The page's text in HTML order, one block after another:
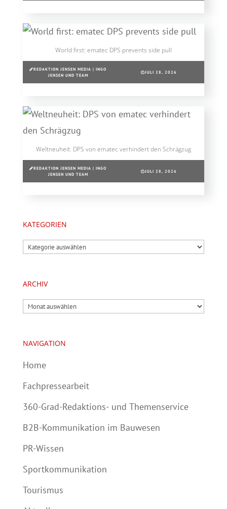
World first: ematec DPS prevents side pull
REDAKTION JENSEN MEDIA | INGO
JENSEN UND TEAM
JULI 28, 2026
Weltneuheit: DPS von ematec verhindert den Schrägzug
REDAKTION JENSEN MEDIA | INGO
JENSEN UND TEAM
JULI 28, 2026
KATEGORIEN
Kategorien
ARCHIV
Archiv
NAVIGATION
Home
Fachpressearbeit
360-Grad-Redaktions- und Themenservice
B2B-Kommunikation im Bauwesen
PR-Wissen
Sportkommunikation
Tourismus